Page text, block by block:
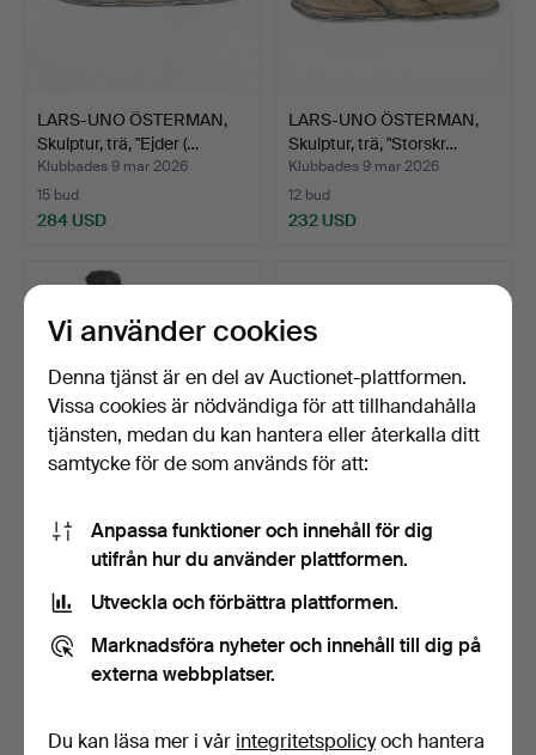
LARS-UNO ÖSTERMAN,
Skulptur, trä, "Ejder (…
Klubbades 9 mar 2026
15 bud
284 USD
LARS-UNO ÖSTERMAN,
Skulptur, trä, "Storskr…
Klubbades 9 mar 2026
12 bud
232 USD
NILS WIDE (1888-1954),
träfigurer, 2 st, S…
Klubbades 8 mar 2026
3 bud
ENNO HALLEK.
Väggskulptur, hjärta med
speg…
Klubbades 6 mar 2026
34 bud
Vi använder cookies
Denna tjänst är en del av Auctionet-plattformen.
Vissa cookies är nödvändiga för att tillhandahålla
tjänsten, medan du kan hantera eller återkalla ditt
samtycke för de som används för att:
Anpassa funktioner och innehåll för dig
utifrån hur du använder plattformen.
Utveckla och förbättra plattformen.
Marknadsföra nyheter och innehåll till dig på
externa webbplatser.
Du kan läsa mer i vår integritetspolicyoch hantera